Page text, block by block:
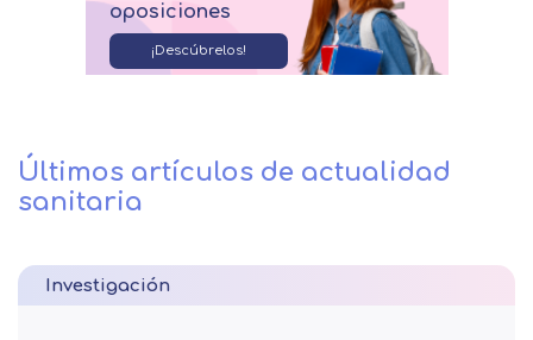
oposiciones
¡Descúbrelos!
Últimos artículos de actualidad
sanitaria
Investigación